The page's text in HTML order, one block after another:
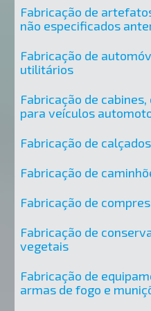
Fabricação de
não especificados
Fabricação de
utilitários
Fabricação de
para veículos
Fabricação de
Fabricação de
Fabricação de
Fabricação de
vegetais
Fabricação de
armas de fogo e